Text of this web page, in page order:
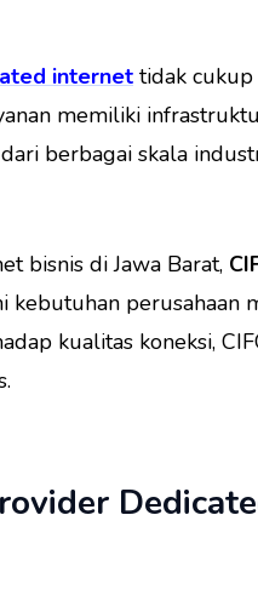
internet tidak
memiliki
berbagai skala
bisnis di Jawa Barat,
kebutuhan
kualitas koneksi,